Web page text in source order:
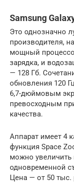
Samsung
Это однозначно
производителя,
мощный
зарядка, и
— 128 Гб.
обновления 120
6,7-дюймовым
превосходным
качества.
Аппарат имеет 4
функция Space
можно увеличить
одновременной
Цена — от 50 тыс.